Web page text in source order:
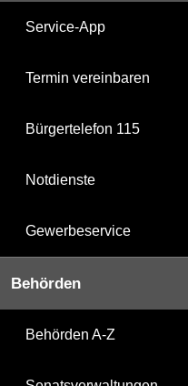
Service-App
Termin vereinbaren
Bürgertelefon 115
Notdienste
Gewerbeservice
Behörden
Behörden A-Z